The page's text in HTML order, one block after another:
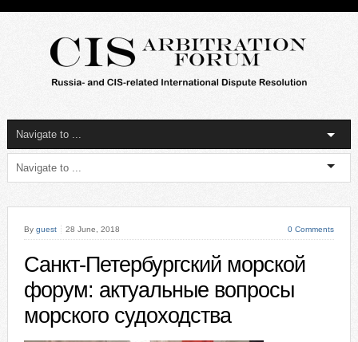
By guest 28 June, 2018 0 Comments
Санкт-Петербургский морской
форум: актуальные вопросы
морского судоходства